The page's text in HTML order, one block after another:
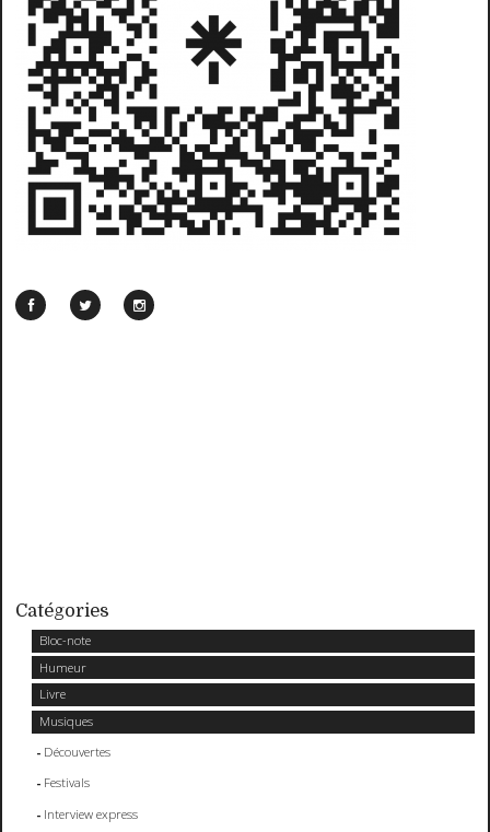
Catégories
Bloc-note
Humeur
Livre
Musiques
Découvertes
Festivals
Interview express